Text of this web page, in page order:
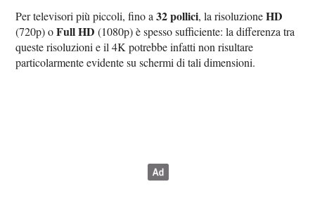
Per televisori più piccoli, fino a32 pollici, la risoluzioneHD
(720p) oFull HD (1080p) è spesso sufficiente: la differenza tra
queste risoluzioni e il 4K potrebbe infatti non risultare
particolarmente evidente su schermi di tali dimensioni.